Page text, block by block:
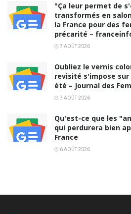
"Ça leur permet de
transformés en
la France pour des
précarité –
7 AOÛT 2026
Oubliez le vernis
revisité s'impose
été – Journal des
7 AOÛT 2026
Qu'est-ce que les
qui perdurera bien
France
6 AOÛT 2026